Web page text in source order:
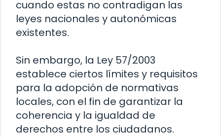
cuando estas no contradigan las
leyes nacionales y autonómicas
existentes.
Sin embargo, la Ley 57/2003
establece ciertos límites y requisitos
para la adopción de normativas
locales, con el fin de garantizar la
coherencia y la igualdad de
derechos entre los ciudadanos.